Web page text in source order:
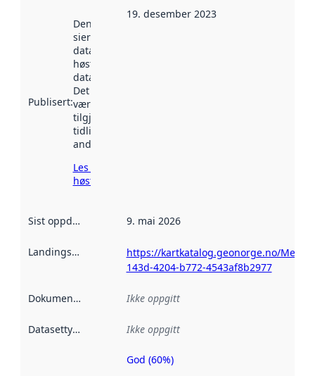
Publisert:
Denne datoen
sier når
datasettet ble
høstet av
data.norge.no.
Det kan ha
vært
tilgjengelig
tidligere
andre steder.
Les mer om
høsting her
19. desember 2023
Sist oppdatert 9. mai 2026
Landingsside
https://kartkatalog.geonorge.no/
143d-4204-b772-4543af8b2977
Dokumentasjon Ikke oppgitt
Datasettype Ikke oppgitt
Metadatakvalitet
God (60%)